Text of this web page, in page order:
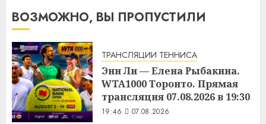
ВОЗМОЖНО, ВЫ ПРОПУСТИЛИ
ТРАНСЛЯЦИИ ТЕННИСА
Энн Ли — Елена Рыбакина.
WTA1000 Торонто. Прямая
трансляция 07.08.2026 в 19:30
19:46 07.08.2026